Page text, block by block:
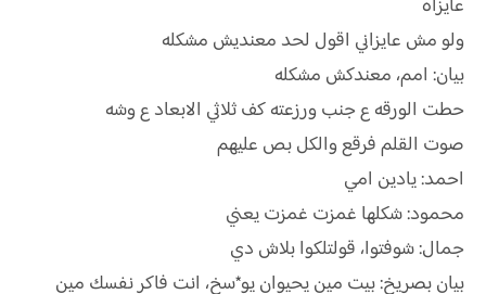
عايزاه
ولو مش عايزاني اقول لحد معنديش مشكله
بيان: امم، معندكش مشكله
حطت الورقه ع جنب ورزعته كف ثلاثي الابعاد ع وشه
صوت القلم فرقع والكل بص عليهم
احمد: يادين امي
محمود: شكلها غمزت غمزت يعني
جمال: شوفتوا، قولتلكوا بلاش دي
بيان بصريخ: بيت مين يحيوان يو*سخ، انت فاكر نفسك مين